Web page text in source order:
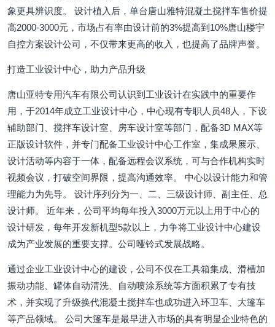
象更具辨识度。 设计植入后，单台唐山雅特混凝土搅拌车售价提
高2000-3000元，市场占有率由设计前的3%提高到10%唐山楼宇
自控方案设计公司，不仅带来更高的收入，也提高了品牌声誉。
打造工业设计中心，助力产品升级
唐山亚特专用汽车有限公司认识到工业设计在实践中的重要作
用，于2014年成立工业设计中心，中心现有专职人员48人，下设
辅助部门、搅拌车设计室、房车设计室等部门，配备3D MAX等
正版设计软件，并专门配备工业设计中心工作室，集成果展示、
设计活动等内容于一体，配备远程会议系统，可与合作机构实时
视频会议，打破空间界限，提高沟通效率。 中心以设计能力和管
理能力为先导。 设计序列分为一、二、三级设计师、副主任、总
设计师。 近年来，公司平均每年投入3000万元以上用于中心的
设计研发，每年开发新机型5款以上，力争将工业设计中心建设
成为产业发展的重要支撑。公司哑铃式发展战略。
通过企业工业设计中心的建设，公司不仅在工具箱集成、滑槽加
振动功能、罐体自动清洗、自动喷涂系统等方面积累了专有技
术，并实现了升级换代混凝土搅拌车也成功进入环卫车、大篷车
等产品领域。 公司大篷车是最早进入市场的具有明显企业特色的